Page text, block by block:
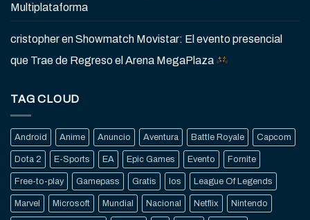
Multiplataforma
cristopherenShowmatch Movistar: El evento presencial
que Trae de Regreso el Arena MegaPlaza
TAG CLOUD
Android Anime Anuncio Aventura Battle Royale Capcom
Dota 2 E-Sports EA Epic Games Evento Fornite
Free-to-play Gamepass Gratis Ios League Of Legends
Marvel Microsoft Mundial Nacional Netflix Nintendo